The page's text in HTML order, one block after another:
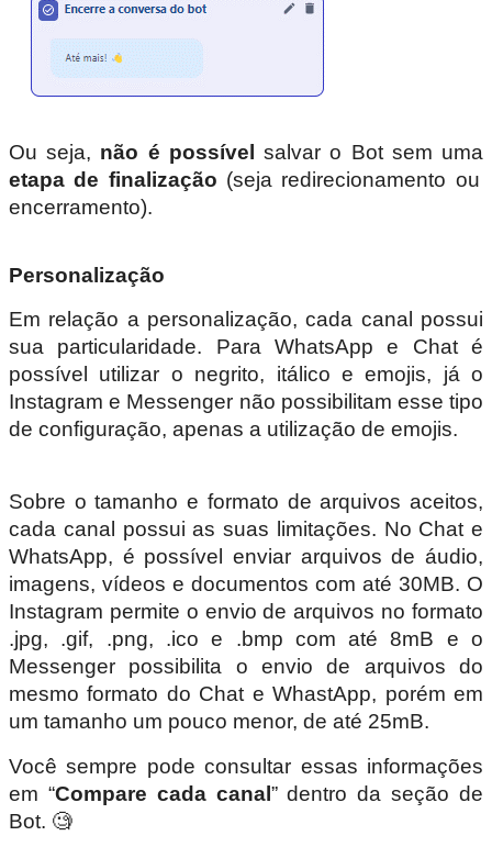
Ou seja, não é possível salvar o Bot sem uma
etapa de finalização (seja redirecionamento ou
encerramento).
Personalização
Em relação a personalização, cada canal possui
sua particularidade. Para WhatsApp e Chat é
possível utilizar o negrito, itálico e emojis, já o
Instagram e Messenger não possibilitam esse tipo
de configuração, apenas a utilização de emojis.
Sobre o tamanho e formato de arquivos aceitos,
cada canal possui as suas limitações. No Chat e
WhatsApp, é possível enviar arquivos de áudio,
imagens, vídeos e documentos com até 30MB. O
Instagram permite o envio de arquivos no formato
.jpg, .gif, .png, .ico e .bmp com até 8mB e o
Messenger possibilita o envio de arquivos do
mesmo formato do Chat e WhastApp, porém em
um tamanho um pouco menor, de até 25mB.
Você sempre pode consultar essas informações
em “Compare cada canal” dentro da seção de
Bot. 🧐